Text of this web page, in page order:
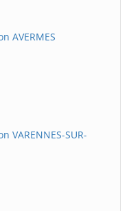
AVERMES
SUR-